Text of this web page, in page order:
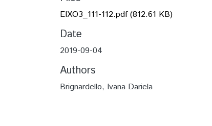
EIXO3_111-112.pdf(812.61 KB)
Date
2019-09-04
Authors
Brignardello, Ivana Dariela